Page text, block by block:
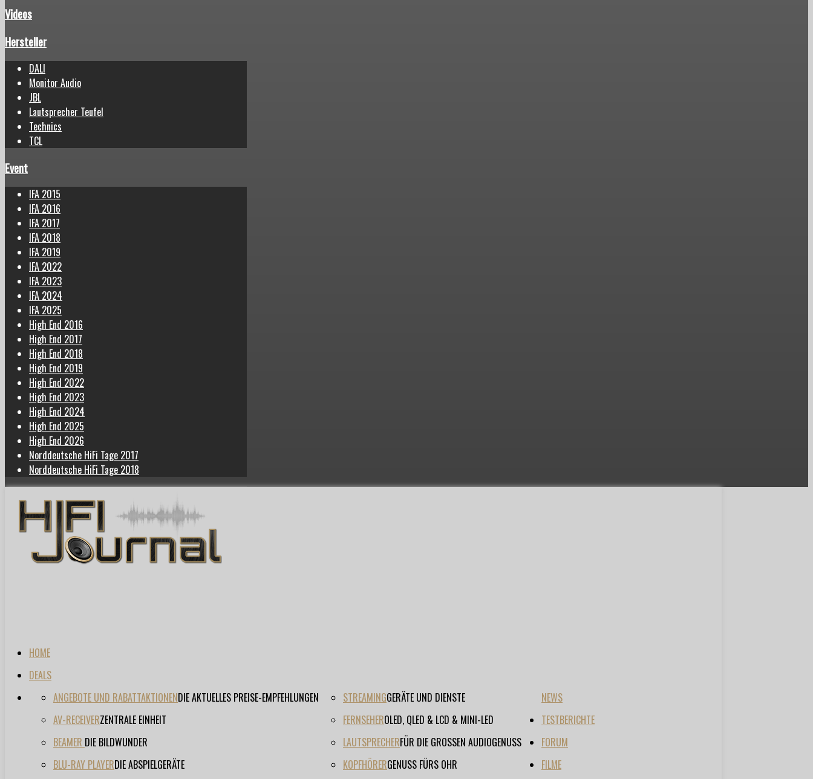
Videos
Hersteller
DALI
Monitor Audio
JBL
Lautsprecher Teufel
Technics
TCL
Event
IFA 2015
IFA 2016
IFA 2017
IFA 2018
IFA 2019
IFA 2022
IFA 2023
IFA 2024
IFA 2025
High End 2016
High End 2017
High End 2018
High End 2019
High End 2022
High End 2023
High End 2024
High End 2025
High End 2026
Norddeutsche HiFi Tage 2017
Norddeutsche HiFi Tage 2018
HOME
DEALS
NEWS
ANGEBOTE UND RABATTAKTIONENDIE AKTUELLES PREISE-EMPFEHLUNGEN
AV-RECEIVERZENTRALE EINHEIT
BEAMER DIE BILDWUNDER
BLU-RAY PLAYERDIE ABSPIELGERÄTE
STREAMINGGERÄTE UND DIENSTE
FERNSEHEROLED, QLED & LCD & MINI-LED
LAUTSPRECHERFÜR DIE GROSSEN AUDIOGENUSS
KOPFHÖRERGENUSS FÜRS OHR
TESTBERICHTE
FORUM
FILME